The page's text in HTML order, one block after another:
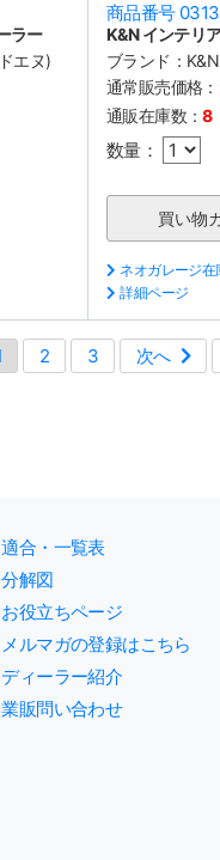
ラー
エヌ)
商品番号
K&N インテリ
ブランド：
通常販売価格：
通販在庫数：8
数量：
ネオガレージ在
詳細ページ
2 3 次へ
適合・一覧表
分解図
お役立ちページ
メルマガの登録はこちら
ディーラー紹介
業販問い合わせ